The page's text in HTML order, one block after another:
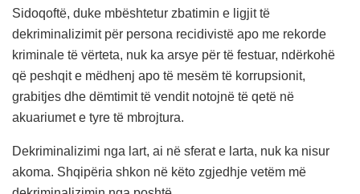
Sidoqoftë, duke mbështetur zbatimin e ligjit të
dekriminalizimit për persona recidivistë apo me rekorde
kriminale të vërteta, nuk ka arsye për të festuar, ndërkohë
që peshqit e mëdhenj apo të mesëm të korrupsionit,
grabitjes dhe dëmtimit të vendit notojnë të qetë në
akuariumet e tyre të mbrojtura.
Dekriminalizimi nga lart, ai në sferat e larta, nuk ka nisur
akoma. Shqipëria shkon në këto zgjedhje vetëm më